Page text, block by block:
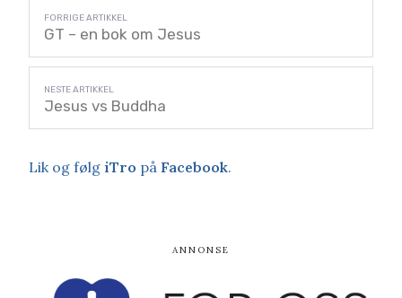
GT – en bok om Jesus
Jesus vs Buddha
Lik og følg iTro på Facebook.